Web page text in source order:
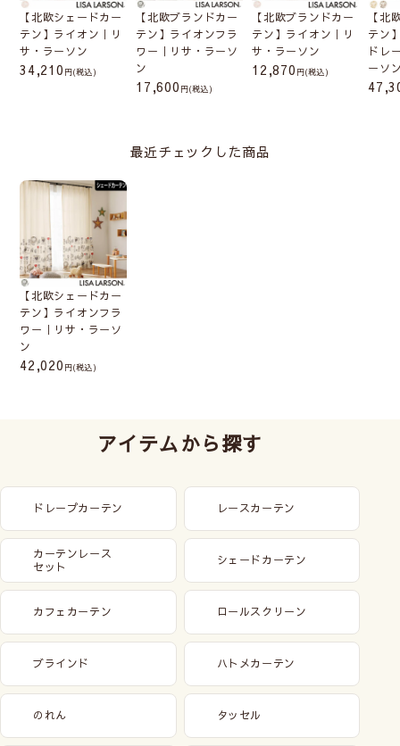
メカ本体は分解したり、生地からコードを
【北欧シェードカー
テン】ライオン｜リ
サ・ラーソン
34,210 (税込)
【北欧ブランドカー
テン】ライオンフラ
ワー｜リサ・ラーソ
ン
17,600 (税込)
【北欧ブランドカー
テン】ライオン｜リ
サ・ラーソン
12,870 (税込)
【北
テン
ドレ
ーソ
最近チェックした商品
【北欧シェードカー
テン】ライオンフラ
ワー｜リサ・ラーソ
ン
42,020 (税込)
アイテムから探す
ドレープカーテン レースカーテン
カーテンレース
セット
シェードカーテン
カフェカーテン ロールスクリーン
ブラインド ハトメカーテン
のれん タッセル